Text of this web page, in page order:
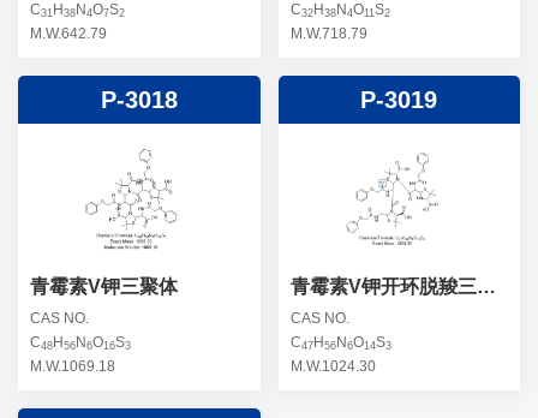
C31 H 38 N 4O7S2
M.W.642.79
C32H 38N 4O11S2
M.W.718.79
P-3018
青霉素V钾三聚体
CAS NO.
C48 H 56 N 6O16S3
M.W.1069.18
P-3019
青霉素V钾开环脱羧三聚
体
CAS NO.
C47H 56N 6O14S3
M.W.1024.30